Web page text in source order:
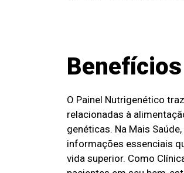
O Painel Nutrigenético
relacionadas à
genéticas. Na Mais
informações essenciais
vida superior. Como